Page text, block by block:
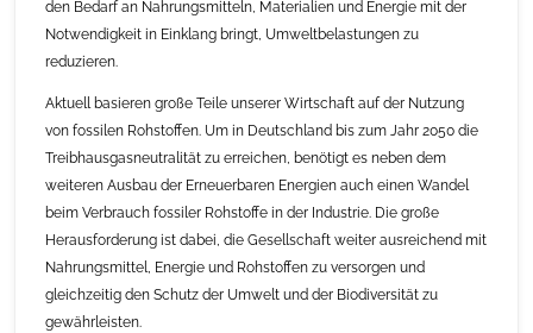
den Bedarf an Nahrungsmitteln, Materialien und Energie mit der
Notwendigkeit in Einklang bringt, Umweltbelastungen zu
reduzieren.
Aktuell basieren große Teile unserer Wirtschaft auf der Nutzung
von fossilen Rohstoffen. Um in Deutschland bis zum Jahr 2050 die
Treibhausgasneutralität zu erreichen, benötigt es neben dem
weiteren Ausbau der Erneuerbaren Energien auch einen Wandel
beim Verbrauch fossiler Rohstoffe in der Industrie. Die große
Herausforderung ist dabei, die Gesellschaft weiter ausreichend mit
Nahrungsmittel, Energie und Rohstoffen zu versorgen und
gleichzeitig den Schutz der Umwelt und der Biodiversität zu
gewährleisten.